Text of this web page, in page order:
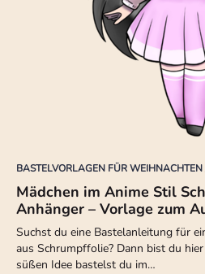
BASTELVORLAGEN FÜR
Mädchen im Anime Stil
Anhänger – Vorlage zum
Suchst du eine Bastelanleitung für
aus Schrumpffolie? Dann bist du
süßen Idee bastelst du im…